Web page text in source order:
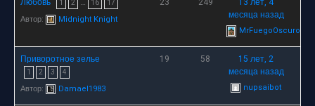
1 2 16 17
Автор: Midnight Knight
месяца назад
MrFuegoOscuro
Приворотное зелье
1 2 3 4
Автор: Damael1983
19 58
15 лет, 2
месяца назад
nupsaibot